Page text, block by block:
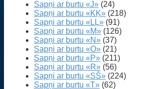
Sapņi ar burtu «J» (24)
Sapņi ar burtu «KĶ» (218)
Sapņi ar burtu «LĻ» (91)
Sapņi ar burtu «M» (126)
Sapņi ar burtu «N» (37)
Sapņi ar burtu «O» (21)
Sapņi ar burtu «P» (211)
Sapņi ar burtu «R» (56)
Sapņi ar burtu «SŠ» (224)
Sapņi ar burtu «T» (62)